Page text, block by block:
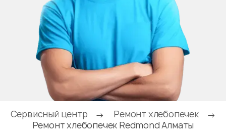
Сервисный центр → Ремонт хлебопечек
→
Ремонт хлебопечек Redmond Алматы